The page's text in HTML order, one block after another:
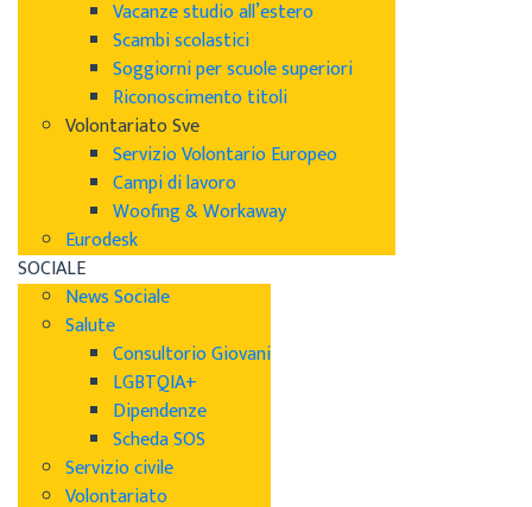
Vacanze studio all’estero
Scambi scolastici
Soggiorni per scuole superiori
Riconoscimento titoli
Volontariato Sve
Servizio Volontario Europeo
Campi di lavoro
Woofing & Workaway
Eurodesk
SOCIALE
News Sociale
Salute
Consultorio Giovani
LGBTQIA+
Dipendenze
Scheda SOS
Servizio civile
Volontariato